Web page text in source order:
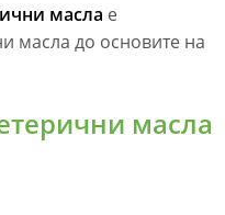
масла е
масла до основите на
масла